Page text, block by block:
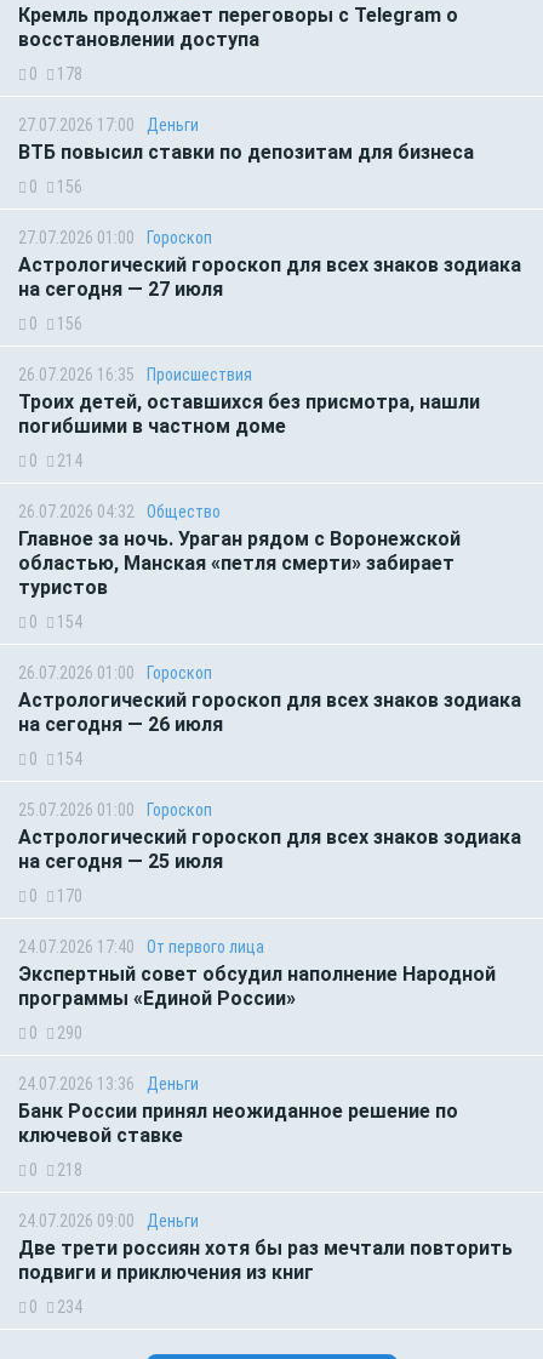
Кремль продолжает переговоры с Telegram о
восстановлении доступа
0 178
27.07.2026 17:00 Деньги
ВТБ повысил ставки по депозитам для бизнеса
0 156
27.07.2026 01:00 Гороскоп
Астрологический гороскоп для всех знаков зодиака
на сегодня — 27 июля
0 156
26.07.2026 16:35 Происшествия
Троих детей, оставшихся без присмотра, нашли
погибшими в частном доме
0 214
26.07.2026 04:32 Общество
Главное за ночь. Ураган рядом с Воронежской
областью, Манская «петля смерти» забирает
туристов
0 154
26.07.2026 01:00 Гороскоп
Астрологический гороскоп для всех знаков зодиака
на сегодня — 26 июля
0 154
25.07.2026 01:00 Гороскоп
Астрологический гороскоп для всех знаков зодиака
на сегодня — 25 июля
0 170
24.07.2026 17:40 От первого лица
Экспертный совет обсудил наполнение Народной
программы «Единой России»
0 290
24.07.2026 13:36 Деньги
Банк России принял неожиданное решение по
ключевой ставке
0 218
24.07.2026 09:00 Деньги
Две трети россиян хотя бы раз мечтали повторить
подвиги и приключения из книг
0 234